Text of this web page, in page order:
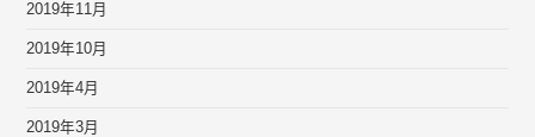
2019年11月
2019年10月
2019年4月
2019年3月